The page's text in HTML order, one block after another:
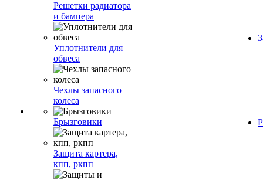
Решетки радиатора
и бампера
Уплотнители для
обвеса
Чехлы запасного
колеса
Брызговики
Защита картера,
кпп, ркпп